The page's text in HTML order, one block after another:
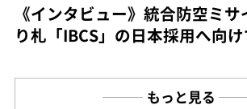
《インタビュー》統合防空ミ
り札「IBCS」の日本採用へ向け
もっと見る